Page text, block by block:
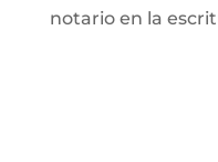
notario en la